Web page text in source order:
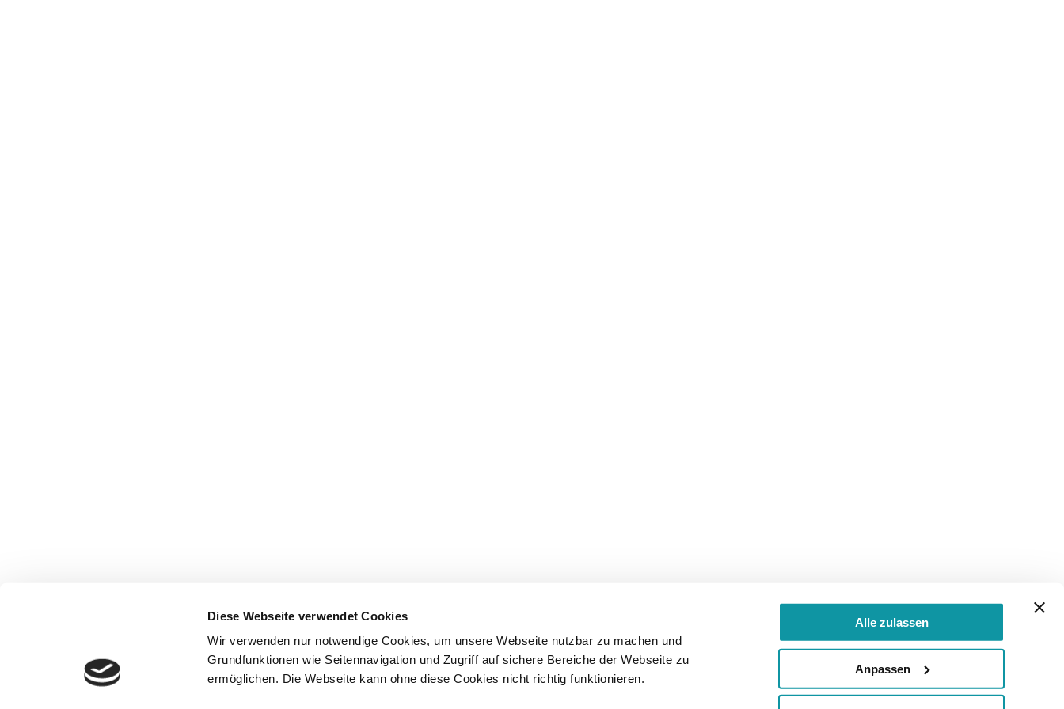
Diese Webseite verwendet Cookies
Wir verwenden nur notwendige Cookies, um unsere Webseite nutzbar zu machen und
Grundfunktionen wie Seitennavigation und Zugriff auf sichere Bereiche der Webseite zu
ermöglichen. Die Webseite kann ohne diese Cookies nicht richtig funktionieren.
Alle zulassen
Anpassen